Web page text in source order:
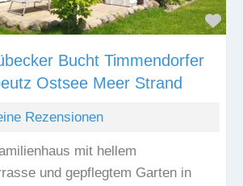
Bucht Timmendorfer
Ostsee Meer Strand
Rezensionen
mit hellem
und gepflegtem Garten in